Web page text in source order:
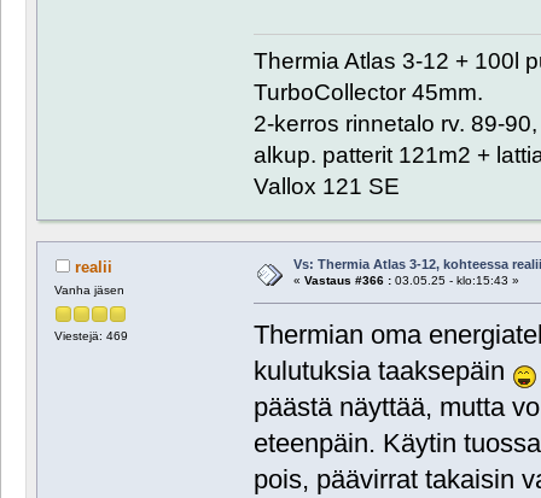
Thermia Atlas 3-12 + 100l
TurboCollector 45mm.
2-kerros rinnetalo rv. 89-
alkup. patterit 121m2 +
Vallox 121 SE
realii
Vanha jäsen
Viestejä: 469
Vs: Thermia Atlas 3-12, kohteessa realii
« Vastaus #366 :03.05.25 - klo:15:43 »
Thermian oma
kulutuksia taaksepäin
päästä näyttää, mutta
eteenpäin. Käytin
pois, päävirrat takaisin